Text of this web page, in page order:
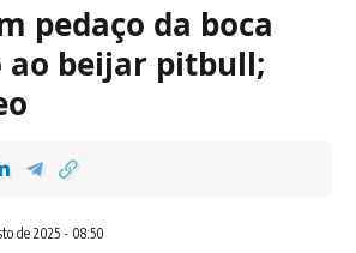
pedaço da boca
ao beijar pitbull;
de 2025 - 08:50